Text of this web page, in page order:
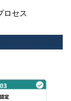
ロセス